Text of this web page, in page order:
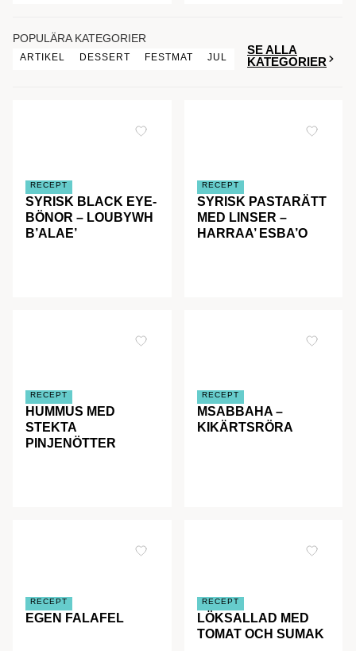
POPULÄRA KATEGORIER
ARTIKEL DESSERT FESTMAT JUL
SE ALLA
KATEGORIER
RECEPT
SYRISK BLACK EYE-
BÖNOR – LOUBYWH
B’ALAE’
RECEPT
SYRISK PASTARÄTT
MED LINSER –
HARRAA’ ESBA’O
RECEPT
HUMMUS MED
STEKTA
PINJENÖTTER
RECEPT
MSABBAHA –
KIKÄRTSRÖRA
RECEPT
EGEN FALAFEL
RECEPT
LÖKSALLAD MED
TOMAT OCH SUMAK